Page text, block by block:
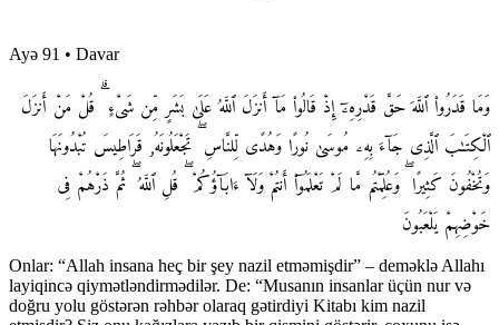
Ayə 91 • Davar
وَمَا قَدَرُوا۟ ٱللَّهَ حَقَّ قَدْرِهِۦٓ إِذْ قَالُوا۟ مَآ أَنزَلَ ٱللَّهُ عَلَىٰ بَشَرٍ مِّن شَىْءٍ ۗ قُلْ مَنْ أَنزَلَ
ٱلْكِتَـٰبَ ٱلَّذِى جَآءَ بِهِۦ مُوسَىٰ نُورًا وَهُدًى لِّلنَّاسِ ۖ تَجْعَلُونَهُۥ قَرَاطِيسَ تُبْدُونَهَا
وَتُخْفُونَ كَثِيرًا ۖ وَعُلِّمْتُم مَّا لَمْ تَعْلَمُوٓا۟ أَنتُمْ وَلَآ ءَابَآؤُكُمْ ۖ قُلِ ٱللَّهُ ۖ ثُمَّ ذَرْهُمْ فِى
خَوْضِهِمْ يَلْعَبُونَ
Onlar: “Allah insana heç bir şey nazil etməmişdir” – deməklə Allahı
layiqincə qiymətləndirmədilər. De: “Musanın insanlar üçün nur və
doğru yolu göstərən rəhbər olaraq gətirdiyi Kitabı kim nazil